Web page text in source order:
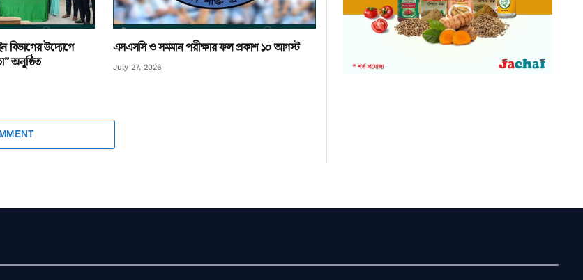
বিভাগের উদ্যোগে
অনুষ্ঠিত
এসএসসি ও সমমান পরীক্ষার ফল প্রকাশ ১০ আগস্ট
July 27, 2026